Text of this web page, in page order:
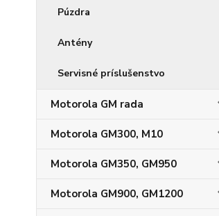
Púzdra
Antény
Servisné príslušenstvo
Motorola GM rada
Motorola GM300, M10
Motorola GM350, GM950
Motorola GM900, GM1200